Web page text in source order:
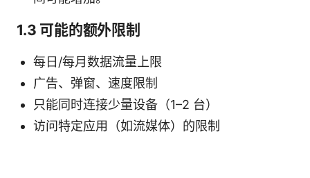
1.3 可能的额外限制
每日/每月数据流量上限
广告、弹窗、速度限制
只能同时连接少量设备（1–2 台）
访问特定应用（如流媒体）的限制